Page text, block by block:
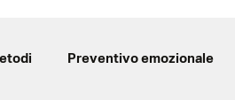
Preventivo emozionale